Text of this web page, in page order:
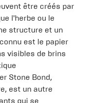
être créés par
l'herbe ou le
structure et un
est le papier
visibles de brins
Stone Bond,
est un autre
qui se